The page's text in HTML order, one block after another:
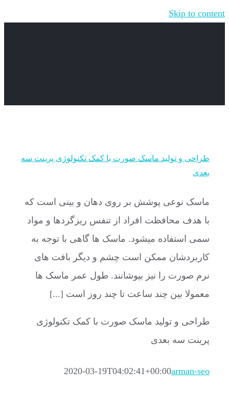
Skip to content
طراحی و تولید ماسک صورت با کمک تکنولوژی پرینت سه
بعدی
ماسک نوعی پوشش بر روی دهان و بینی است که
با هدف محافظت افراد از تنفس ریزگردها و مواد
سمی استفاده میشود. ماسک ها گاهی با توجه به
کاربردشان ممکن است چشم و دیگر بافت های
نرم صورت را نیز بپوشانند. طول عمر ماسک ها
معمولا بین چند ساعت تا چند روز است [...]
طراحی و تولید ماسک صورت با کمک تکنولوژی
پرینت سه بعدی
arman-seo
2020-03-19T04:02:41+00:00